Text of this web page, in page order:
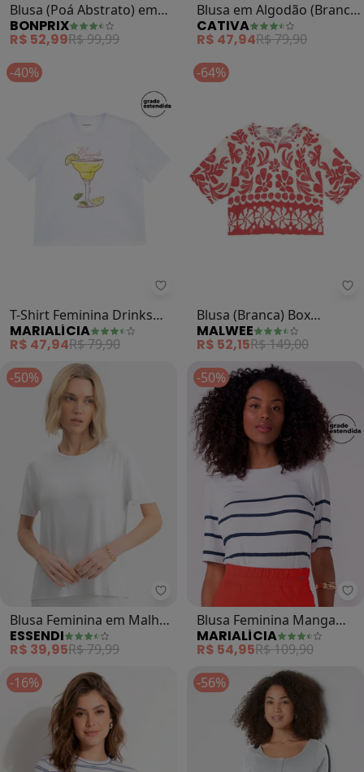
Blusa (Poá Abstrato) em
Malha Crepe
BONPRIX
R$ 52,99R$ 99,99
Blusa em Algodão (Branco
)CATIVA
R$ 47,94R$ 79,90
-40%
Marialícia - T-Shirt Feminina
T-Shirt Feminina Drinks
Regular (Branco)
MARIALÍCIA
R$ 47,94R$ 79,90
-64%
Blusa (Branca) Box
Tropical em Viscose
MALWEE
R$ 52,15R$ 149,00
-50%
Essendi - Blusa Feminina em
Blusa Feminina em Malha
Viscose (Branco)
ESSENDI
R$ 39,95R$ 79,99
-50%
Blusa Feminina Manga
Curta Listrada (Branco)
MARIALÍCIA
R$ 54,95R$ 109,90
-16%
-56%